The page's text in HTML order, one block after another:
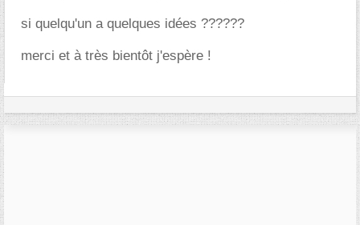
si quelqu'un a quelques idées ??????
merci et à très bientôt j'espère !